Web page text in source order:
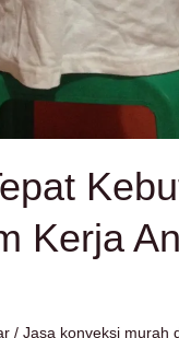
Kerja
/Jasa konveksi murah